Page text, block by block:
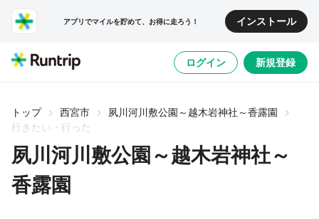
アプリでマイルを貯めて、お得に走ろう！ インストール
ログイン 新規登録
トップ 西宮市
夙川河川敷公園～越木岩神社～香露園
行きたい・行った
夙川河川敷公園～越木岩神社～
香露園